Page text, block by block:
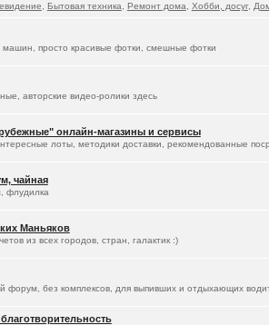
Бытовая техника Ремонт дома Хобби, досуг,
просто красивые фотки, смешные фотки
авторские видео-ролики здесь
онлайн-магазины и сервисы
лоты, методики доставки, рекомендованные
чайная
флудилка
Маньяков
из всех городов, стран, галактик :)
форум, без комплексов, для выпивших и отдыхающих